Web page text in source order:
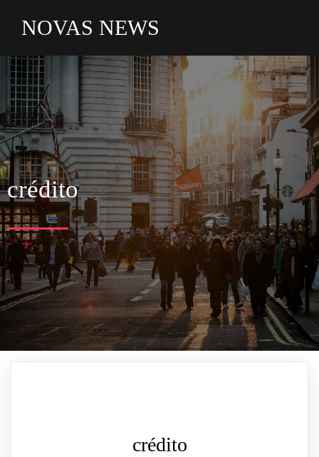
NOVAS NEWS
crédito
crédito